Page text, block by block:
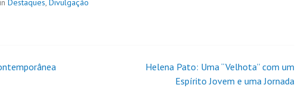
Destaques, Divulgação
Helena Pato: Uma “Velhota” com um
Espírito Jovem e uma Jornada